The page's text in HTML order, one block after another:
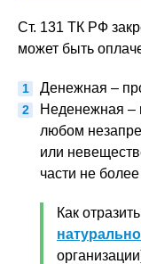
Ст. 131 ТК РФ
может быть
Денежная –
Неденежная –
любом
или
части не
Как